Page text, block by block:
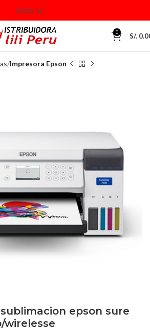
0 S/.
Impresora Epson
epson sure
wirelesse